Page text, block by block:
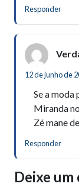
Responder
12 de junho de
Se a
Miranda
Zé mane
Responder
Deixe